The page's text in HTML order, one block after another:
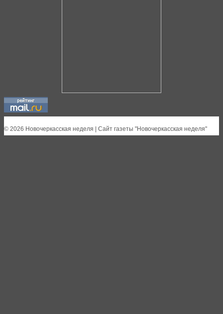
© 2026 Новочеркасская неделя | Сайт газеты "Новочеркасская неделя"